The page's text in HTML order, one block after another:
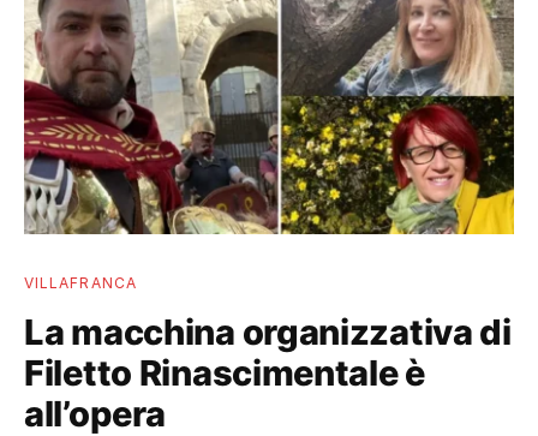
VILLAFRANCA
La macchina organizzativa di
Filetto Rinascimentale è
all’opera